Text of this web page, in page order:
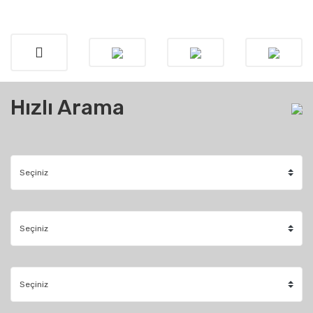
Hızlı Arama